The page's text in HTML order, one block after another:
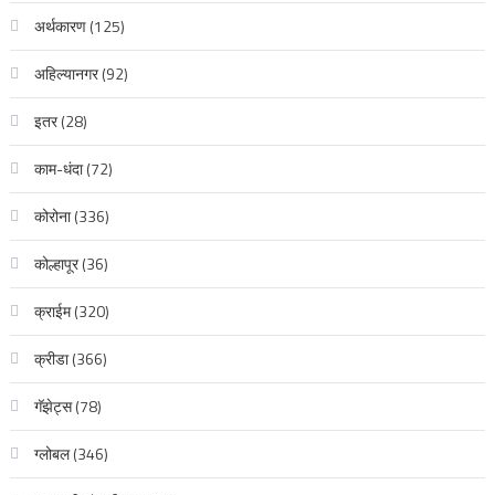
अर्थकारण(125)
अहिल्यानगर(92)
इतर(28)
काम-धंदा(72)
कोरोना(336)
कोल्हापूर(36)
क्राईम(320)
क्रीडा(366)
गॅझेट्स(78)
ग्लोबल(346)